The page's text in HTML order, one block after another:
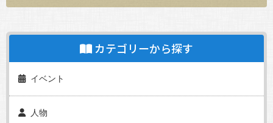
カテゴリーから探す
イベント
人物